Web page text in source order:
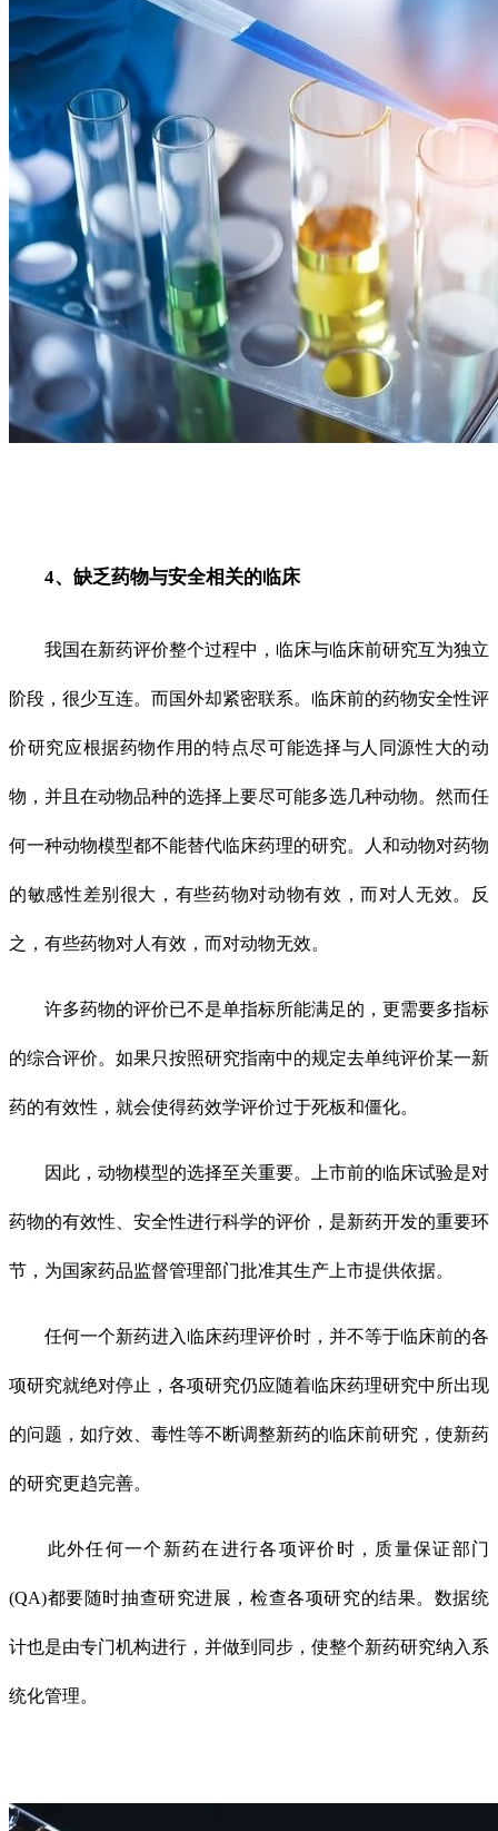
4、缺乏药物与安全相关的临床
我国在新药评价整个过程中，临床与临床前研究互为独立
阶段，很少互连。而国外却紧密联系。临床前的药物安全性评
价研究应根据药物作用的特点尽可能选择与人同源性大的动
物，并且在动物品种的选择上要尽可能多选几种动物。然而任
何一种动物模型都不能替代临床药理的研究。人和动物对药物
的敏感性差别很大，有些药物对动物有效，而对人无效。反
之，有些药物对人有效，而对动物无效。
许多药物的评价已不是单指标所能满足的，更需要多指标
的综合评价。如果只按照研究指南中的规定去单纯评价某一新
药的有效性，就会使得药效学评价过于死板和僵化。
因此，动物模型的选择至关重要。上市前的临床试验是对
药物的有效性、安全性进行科学的评价，是新药开发的重要环
节，为国家药品监督管理部门批准其生产上市提供依据。
任何一个新药进入临床药理评价时，并不等于临床前的各
项研究就绝对停止，各项研究仍应随着临床药理研究中所出现
的问题，如疗效、毒性等不断调整新药的临床前研究，使新药
的研究更趋完善。
此外任何一个新药在进行各项评价时，质量保证部门
(QA)都要随时抽查研究进展，检查各项研究的结果。数据统
计也是由专门机构进行，并做到同步，使整个新药研究纳入系
统化管理。